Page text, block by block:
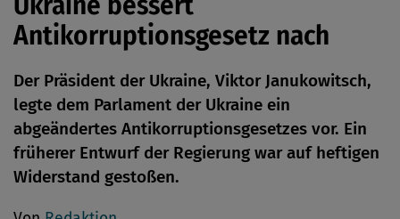
Antikorruptionsgesetz nach
Der Präsident der Ukraine, Viktor Janukowitsch,
legte dem Parlament der Ukraine ein
abgeändertes Antikorruptionsgesetzes vor. Ein
früherer Entwurf der Regierung war auf heftigen
Widerstand gestoßen.